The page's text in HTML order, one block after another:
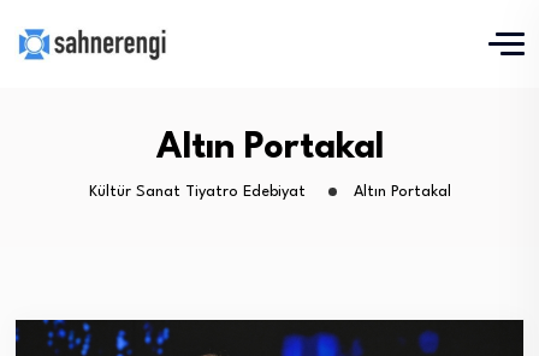
Altın Portakal
Kültür Sanat Tiyatro Edebiyat Altın Portakal